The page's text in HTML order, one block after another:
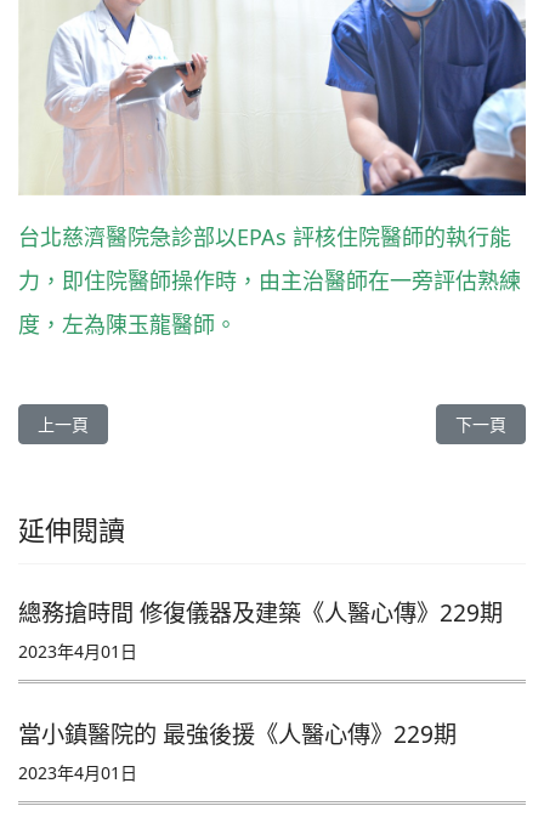
台北慈濟醫院急診部以EPAs 評核住院醫師的執行能
力，即住院醫師操作時，由主治醫師在一旁評估熟練
度，左為陳玉龍醫師。
上一篇文章: 中西多元思維 看見全人溫度《人醫心傳》263期
上一頁 下一篇文
下一頁
延伸閱讀
總務搶時間 修復儀器及建築《人醫心傳》229期
2023年4月01日
當小鎮醫院的 最強後援《人醫心傳》229期
2023年4月01日